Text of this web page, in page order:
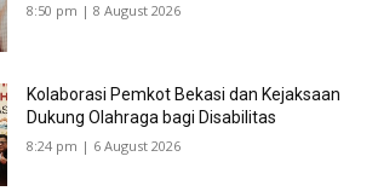
8:50 pm | 8 August 2026
Kolaborasi Pemkot Bekasi dan Kejaksaan
Dukung Olahraga bagi Disabilitas
8:24 pm | 6 August 2026